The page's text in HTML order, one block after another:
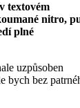
textovém
nitro,
plné
uzpůsoben
bych bez